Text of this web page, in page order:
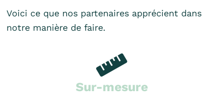
Voici ce que nos partenaires apprécient dans
notre manière de faire.
Sur-mesure